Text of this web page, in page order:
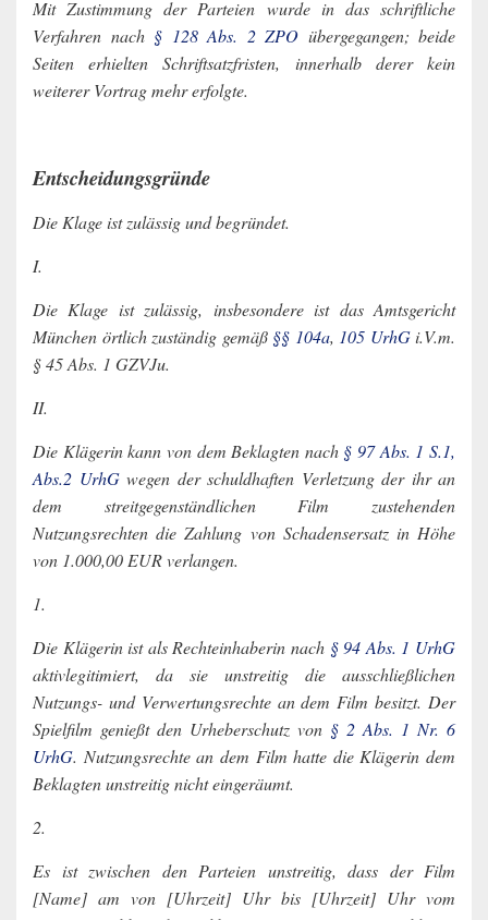
Mit Zustimmung der Parteien wurde in das schriftliche
Verfahren nach § 128 Abs. 2 ZPO übergegangen; beide
Seiten erhielten Schriftsatzfristen, innerhalb derer kein
weiterer Vortrag mehr erfolgte.
Entscheidungsgründe
Die Klage ist zulässig und begründet.
I.
Die Klage ist zulässig, insbesondere ist das Amtsgericht
München örtlich zuständig gemäß §§ 104a, 105 UrhGi.V.m.
§ 45 Abs. 1 GZVJu.
II.
Die Klägerin kann von dem Beklagten nach § 97 Abs. 1 S.1,
Abs.2 UrhGwegen der schuldhaften Verletzung der ihr an
dem streitgegenständlichen Film zustehenden
Nutzungsrechten die Zahlung von Schadensersatz in Höhe
von 1.000,00 EUR verlangen.
1.
Die Klägerin ist als Rechteinhaberin nach § 94 Abs. 1 UrhG
aktivlegitimiert, da sie unstreitig die ausschließlichen
Nutzungs- und Verwertungsrechte an dem Film besitzt. Der
Spielfilm genießt den Urheberschutz von § 2 Abs. 1 Nr. 6
UrhG. Nutzungsrechte an dem Film hatte die Klägerin dem
Beklagten unstreitig nicht eingeräumt.
2.
Es ist zwischen den Parteien unstreitig, dass der Film
[Name] am von [Uhrzeit] Uhr bis [Uhrzeit] Uhr vom